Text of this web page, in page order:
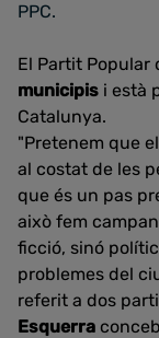
PPC.
El Partit Popular
municipis i està
Catalunya.
"Pretenem que
al costat de les
que és un pas
això fem
ficció, sinó
problemes del
referit a dos
Esquerra